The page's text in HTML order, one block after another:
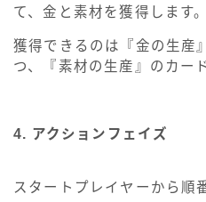
て、金と素材を獲得します。
獲得できるのは『金の生産
つ、『素材の生産』のカー
4. アクションフェイズ
スタートプレイヤーから順